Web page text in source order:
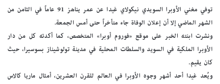
توفي مغني الأوبرا السويدي نيكولاي غيدا عن عمر يناهز 91 عاماً في الثامن من
الشهر الماضي إلا أن إعلان الوفاة جاء متأخراً حتى أمس الجمعة.
ونشرت ابنته الخبر على موقع «فوروم أوبرا» المتخصص، كما أكدته كل من دار
الأوبرا الملكية في السويد والسلطات المحلية في مدينة تولوشيناز بسوسيرا، حيث
كان يقيم.
ويُعد غيدا أحد أشهر وجوه الأوبرا في العالم للقرن العشرين، أمثال ماريا كالاس